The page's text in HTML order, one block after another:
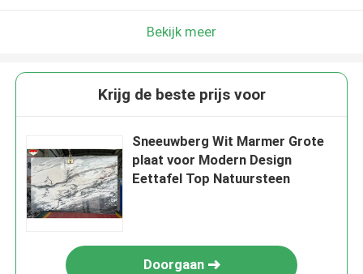
Bekijk meer
Krijg de beste prijs voor
Sneeuwberg Wit Marmer Grote
plaat voor Modern Design
Eettafel Top Natuursteen
Doorgaan